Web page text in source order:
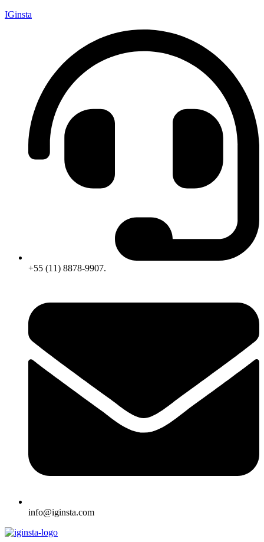
IGinsta
+55 (11) 8878-9907.
info@iginsta.com